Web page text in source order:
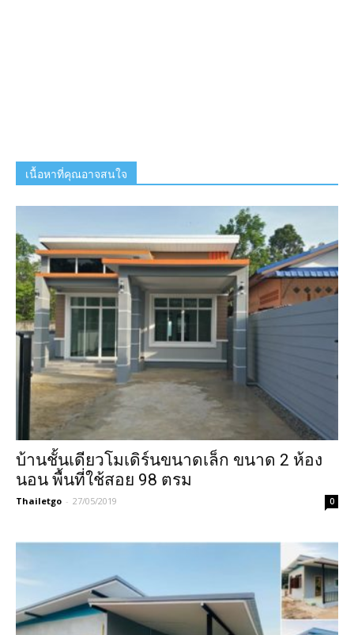
เนื้อหาที่คุณอาจสนใจ
บ้านชั้นเดียวโมเดิร์นขนาดเล็ก ขนาด 2 ห้อง
นอน พื้นที่ใช้สอย 98 ตรม
Thailetgo - 27/05/2019 0